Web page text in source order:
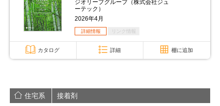
ジオリーブグループ（株式会社ジュ
ーテック）
2026年4月
詳細情報 リンク情報
カタログ 詳細 棚に追加
住宅系 接着剤